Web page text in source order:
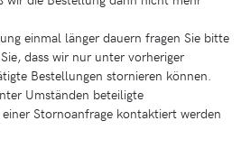
einmal länger dauern fragen Sie bitte
dass wir nur unter vorheriger
Bestellungen stornieren können.
Umständen beteiligte
Stornoanfrage kontaktiert werden